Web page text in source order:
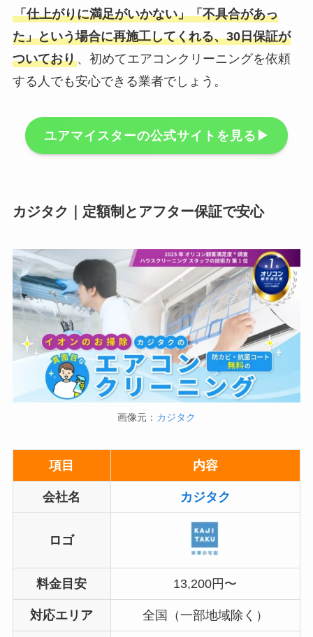
「仕上がりに満足がいかない」「不具合があっ
た」という場合に再施工してくれる、30日保証が
ついており、初めてエアコンクリーニングを依頼
する人でも安心できる業者でしょう。
ユアマイスターの公式サイトを見る▶︎
カジタク｜定額制とアフター保証で安心
画像元： カジタク
項目 内容
会社名 カジタク
ロゴ
料金目安 13,200円〜
対応エリア 全国（一部地域除く）